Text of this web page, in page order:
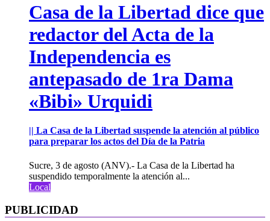
Casa de la Libertad dice que
redactor del Acta de la
Independencia es
antepasado de 1ra Dama
«Bibi» Urquidi
|| La Casa de la Libertad suspende la atención al público
para preparar los actos del Día de la Patria
Sucre, 3 de agosto (ANV).- La Casa de la Libertad ha
suspendido temporalmente la atención al...
Local
PUBLICIDAD